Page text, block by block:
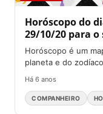
Horóscopo do
29/10/20 para o
Horóscopo é um
planeta e do
Há 6 anos
COMPANHEIRO